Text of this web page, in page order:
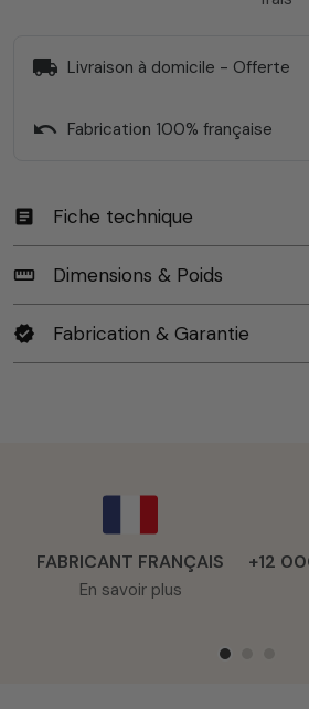
local_shipping Livraison à domicile - Offerte
undo Fabrication 100% française
article Fiche technique
straighten Dimensions & Poids
verified Fabrication & Garantie
FABRICANT FRANÇAIS
En savoir plus
+12